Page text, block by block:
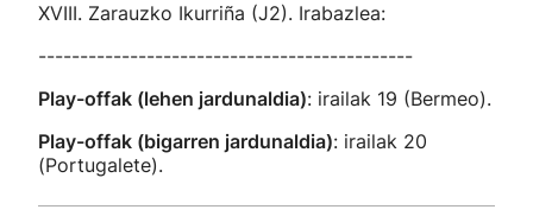
XVIII. Zarauzko Ikurriña (J2). Irabazlea:
---------------------------------------------
Play-offak (lehen jardunaldia): irailak 19 (Bermeo).
Play-offak (bigarren jardunaldia): irailak 20
(Portugalete).